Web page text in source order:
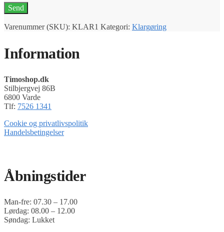
Varenummer (SKU): KLAR1 Kategori: Klargøring
Information
Timoshop.dk
Stilbjergvej 86B
6800 Varde
Tlf: 7526 1341
Cookie og privatlivspolitik
Handelsbetingelser
Åbningstider
Man-fre: 07.30 – 17.00
Lørdag: 08.00 – 12.00
Søndag: Lukket